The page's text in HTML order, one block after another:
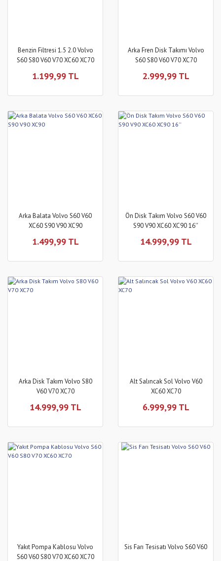
Benzin Filtresi 1.5 2.0 Volvo
S60 S80 V60 V70 XC60 XC70
1.199,99 TL
Arka Fren Disk Takımı Volvo
S60 S80 V60 V70 XC70
2.999,99 TL
Arka Balata Volvo S60 V60
XC60 S90 V90 XC90
1.499,99 TL
Ön Disk Takım Volvo S60 V60
S90 V90 XC60 XC90 16''
14.999,99 TL
Arka Disk Takım Volvo S80
V60 V70 XC70
14.999,99 TL
Alt Salıncak Sol Volvo V60
XC60 XC70
6.999,99 TL
Yakıt Pompa Kablosu Volvo
S60 V60 S80 V70 XC60 XC70
Sis Farı Tesisatı Volvo S60 V60